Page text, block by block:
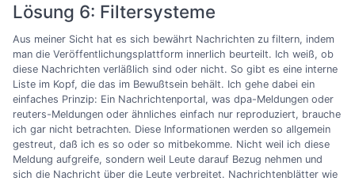
Lösung 6: Filtersysteme
Aus meiner Sicht hat es sich bewährt Nachrichten zu filtern, indem
man die Veröffentlichungsplattform innerlich beurteilt. Ich weiß, ob
diese Nachrichten verläßlich sind oder nicht. So gibt es eine interne
Liste im Kopf, die das im Bewußtsein behält. Ich gehe dabei ein
einfaches Prinzip: Ein Nachrichtenportal, was dpa-Meldungen oder
reuters-Meldungen oder ähnliches einfach nur reproduziert, brauche
ich gar nicht betrachten. Diese Informationen werden so allgemein
gestreut, daß ich es so oder so mitbekomme. Nicht weil ich diese
Meldung aufgreife, sondern weil Leute darauf Bezug nehmen und
sich die Nachricht über die Leute verbreitet. Nachrichtenblätter wie